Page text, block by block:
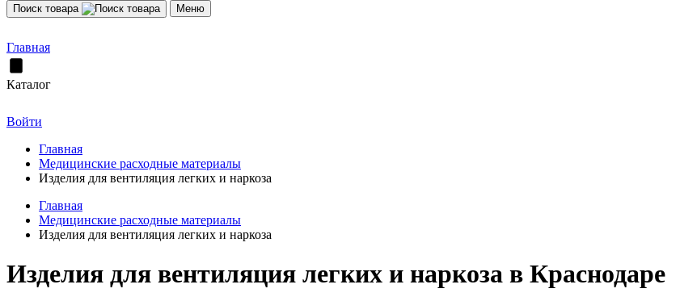
Поиск товара Меню
Главная
Каталог
Войти
Главная
Медицинские расходные материалы
Изделия для вентиляция легких и наркоза
Главная
Медицинские расходные материалы
Изделия для вентиляция легких и наркоза
Изделия для вентиляция легких и наркоза в Краснодаре